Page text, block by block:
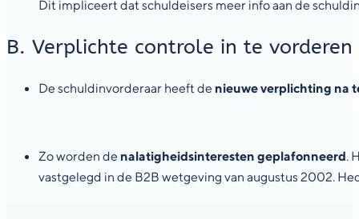
Dit impliceert dat schuldeisers meer info aan de
B. Verplichte controle in te vorderen
De schuldinvorderaar heeft de nieuwe verplichting na
Zo worden de nalatigheidsinteresten geplafonneerd.
vastgelegd in de B2B wetgeving van augustus 2002.